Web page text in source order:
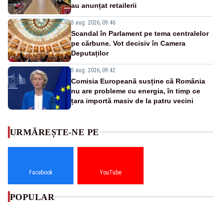
au anunțat retailerii
5 aug. 2026, 09:46
Scandal în Parlament pe tema centralelor
pe cărbune. Vot decisiv în Camera
Deputaților
5 aug. 2026, 09:42
Comisia Europeană susține că România
nu are probleme cu energia, în timp ce
țara importă masiv de la patru vecini
URMĂREȘTE-NE PE
Facebook YouTube
POPULAR